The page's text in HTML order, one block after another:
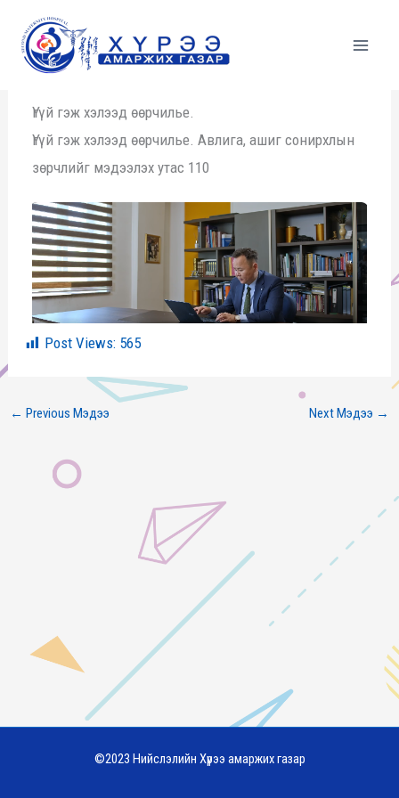
content
Үгүй гэж хэлээд өөрчилье.
Үгүй гэж хэлээд өөрчилье. Авлига, ашиг сонирхлын
зөрчлийг мэдээлэх утас 110
Post Views: 565
← Previous Мэдээ Next Мэдээ →
©2023 Нийслэлийн Хүрээ амаржих газар